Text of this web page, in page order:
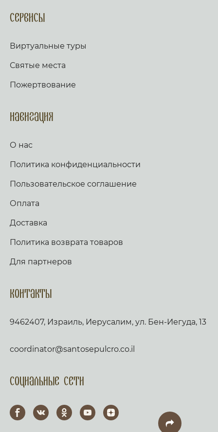
Сервисы
Виртуальные туры
Святые места
Пожертвование
Навигация
О нас
Политика конфиденциальности
Пользовательское соглашение
Оплата
Доставка
Политика возврата товаров
Для партнеров
Контакты
9462407, Израиль, Иерусалим, ул. Бен-Иегуда, 13
coordinator@santosepulcro.co.il
Социальные сети